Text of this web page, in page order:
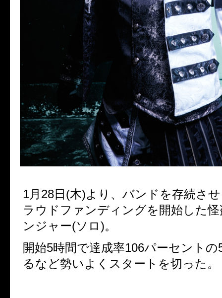
1月28日(木)より、バンドを存続さ
ラウドファンディングを開始した
ンジャー(ソロ)。
開始5時間で達成率106パーセント
るなど勢いよくスタートを切った。